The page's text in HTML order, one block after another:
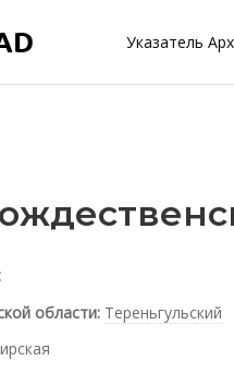
Указатель
области: Тереньгульский